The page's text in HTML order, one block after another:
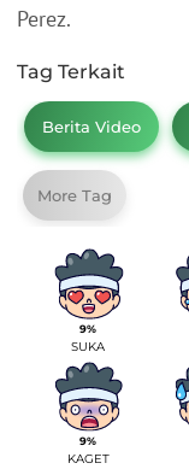
Perez.
Tag Terkait
Berita Video
More Tag
9%
SUKA
9%
KAGET